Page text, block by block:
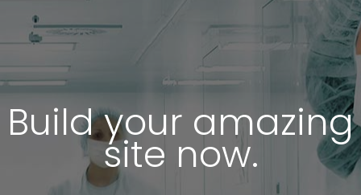
PUBLIKACE
Build your amazing
site now.